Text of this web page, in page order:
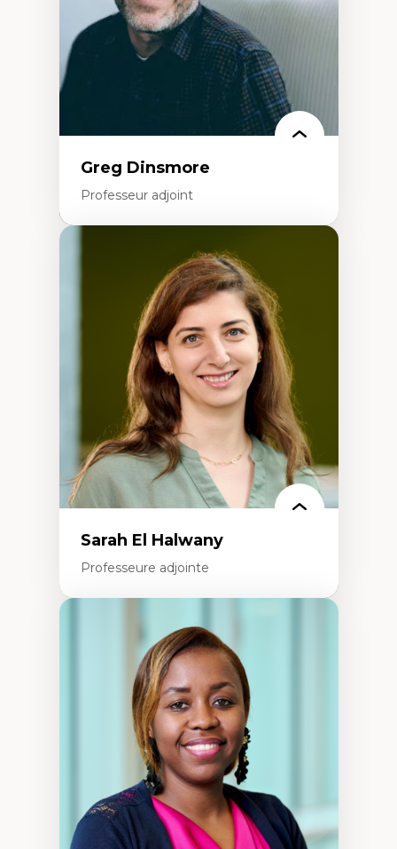
Formation à l’enseignement en contexte
francophone minoritaire
Identité linguistique et culturelle
Recherche-action et approches
participatives
Leadership éducatif et pratiques réflexives
Éducation durable et bien-être en
Greg Dinsmore
Professeur adjoint
Fragmentation des auditoires médiatiques
Analyse multi-plateforme des auditoires
médiatiques
Analyse des comportements numériques à
travers les données massives et l’IA
Recherche quantitative et qualitative sur
les auditoires médiatiques
Épistémologie des techniques de recherche
numérique et l’IA
Théorie des droits de la personne
La pensée politique d’Hannah Arendt
La pensée politique à l’ère numérique
Justice internationale et normes
internationales
Sarah El Halwany
Professeure adjointe
Les apports pédagogiques des théories de
l'affect, du posthumanisme, du féminisme
dans l'éducation aux sciences
L'apprentissage des sciences/STIM dans une
perspective socioécologique de care
L’insertion professionnelle des
enseignant.e.s